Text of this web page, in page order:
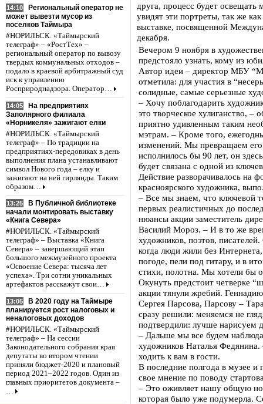
14:10
Региональный оператор не
может вывезти мусор из
поселков Таймыра
#НОРИЛЬСК. «Таймырский
телеграф» – «РостТех» –
региональный оператор по вывозу
твердых коммунальных отходов –
подало в краевой арбитражный суд
иск к управлению
Росприроднадзора. Оператор…
14:05
На предприятиях
Заполярного филиала
«Норникеля» зажигают елки
#НОРИЛЬСК. «Таймырский
телеграф» – По традиции на
предприятиях-передовиках в день
выполнения плана устанавливают
символ Нового года – елку и
зажигают на ней гирлянды. Таким
образом…
13:25
В Публичной библиотеке
начали монтировать выставку
«Книга Севера»
#НОРИЛЬСК. «Таймырский
телеграф» – Выставка «Книга
Севера» – завершающий этап
большого межмузейного проекта
«Освоение Севера: тысяча лет
успеха». Три сотни уникальных
артефактов расскажут свои…
13:05
В 2020 году на Таймыре
планируется рост налоговых и
неналоговых доходов
#НОРИЛЬСК. «Таймырский
телеграф» – На сессии
Законодательного собрания края
депутаты во втором чтении
приняли бюджет-2020 и плановый
период 2021–2022 годов. Один из
главных приоритетов документа –
…
друга, процесс будет
увидят эти портреты, так же
выставке, посвященной
декабря.
Вечером 9 ноября в
предстояло узнать, кому из
Автор идеи – директор МБУ
отметила: для участия в
солидные, самые серьезные
– Хочу поблагодарить
это творческое хулиганство, –
приятно удивленным таким
мэтрам. – Кроме того,
изменений. Мы превращаем
исполнилось бы 90 лет, он
будет связана с одной из
Действие разворачивалось на
красноярского художника,
– Все мы знаем, что ключевой
первых реалистичных до
нюансы акции заместитель
Василий Мороз. – И в то же
художников, поэтов,
когда люди жили без
погоде, пели под гитару, и в
стихи, полотна. Мы хотели бы
Окунуть предстоит четверке
акции тянули жребий.
Сергея Парсова, Парсову –
сразу решили: меняемся не
подтвердили: лучше нарисуем
– Дальше мы все будем
художников Наталья Федянина.
ходить к вам в гости.
В последние полгода в музее и
свое мнение по поводу
– Это оживляет нашу общую
которая было уже подумерла.